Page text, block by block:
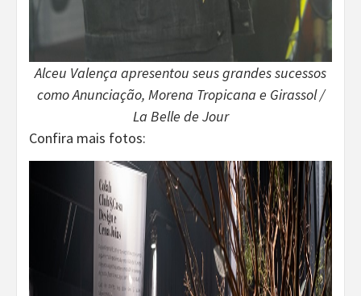
Alceu Valença apresentou seus grandes sucessos
como Anunciação, Morena Tropicana e Girassol /
La Belle de Jour
Confira mais fotos: